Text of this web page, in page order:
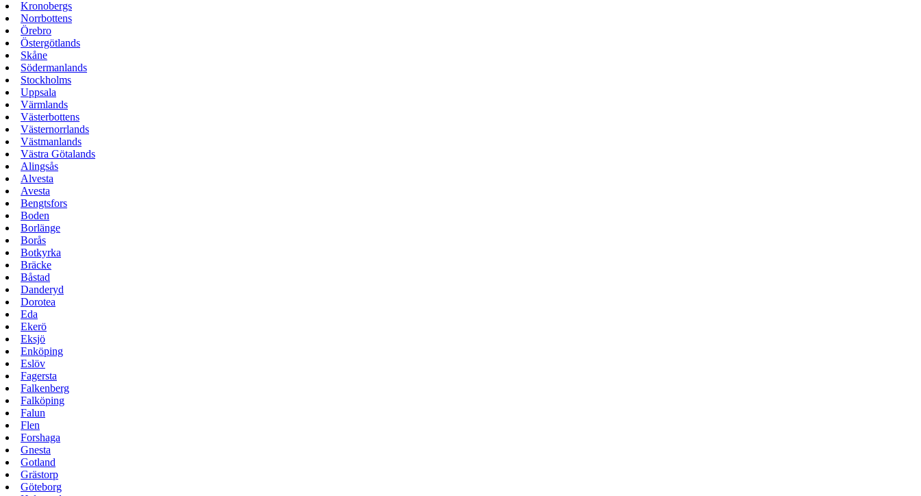
Kronobergs
Norrbottens
Örebro
Östergötlands
Skåne
Södermanlands
Stockholms
Uppsala
Värmlands
Västerbottens
Västernorrlands
Västmanlands
Västra Götalands
Alingsås
Alvesta
Avesta
Bengtsfors
Boden
Borlänge
Borås
Botkyrka
Bräcke
Båstad
Danderyd
Dorotea
Eda
Ekerö
Eksjö
Enköping
Eslöv
Fagersta
Falkenberg
Falköping
Falun
Flen
Forshaga
Gnesta
Gotland
Grästorp
Göteborg